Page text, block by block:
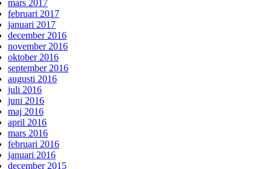
mars 2017
februari 2017
januari 2017
december 2016
november 2016
oktober 2016
september 2016
augusti 2016
juli 2016
juni 2016
maj 2016
april 2016
mars 2016
februari 2016
januari 2016
december 2015